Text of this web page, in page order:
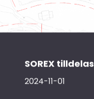
SOREX
2024-11-01